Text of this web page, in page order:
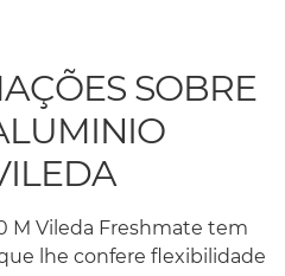
SOBRE
M Vileda Freshmate tem
lhe confere flexibilidade